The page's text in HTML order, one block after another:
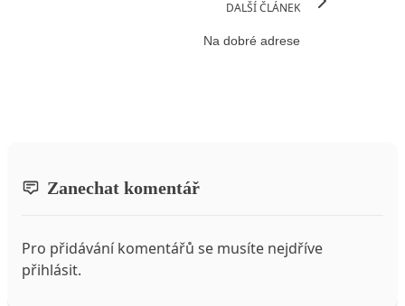
DALŠÍ ČLÁNEK
Na dobré adrese
Zanechat komentář
Pro přidávání komentářů se musíte nejdříve
přihlásit.